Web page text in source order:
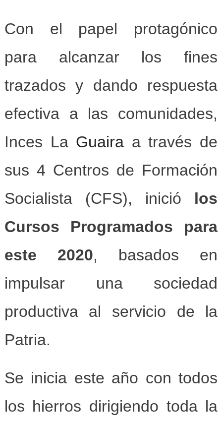
Con el papel protagónico
para alcanzar los fines
trazados y dando respuesta
efectiva a las comunidades,
Inces La Guaira a través de
sus 4 Centros de Formación
Socialista (CFS), inició los
Cursos Programados para
este 2020, basados en
impulsar una sociedad
productiva al servicio de la
Patria.
Se inicia este año con todos
los hierros dirigiendo toda la